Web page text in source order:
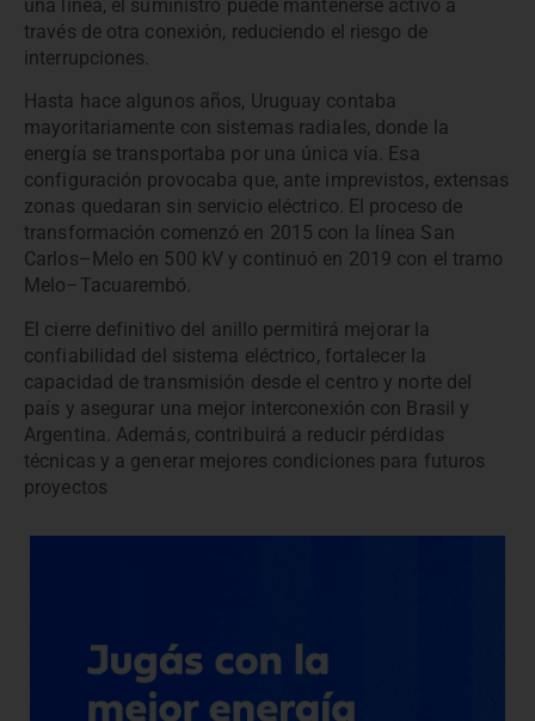
una línea, el suministro puede mantenerse activo a
través de otra conexión, reduciendo el riesgo de
interrupciones.
Hasta hace algunos años, Uruguay contaba
mayoritariamente con sistemas radiales, donde la
energía se transportaba por una única vía. Esa
configuración provocaba que, ante imprevistos, extensas
zonas quedaran sin servicio eléctrico. El proceso de
transformación comenzó en 2015 con la línea San
Carlos–Melo en 500 kV y continuó en 2019 con el tramo
Melo–Tacuarembó.
El cierre definitivo del anillo permitirá mejorar la
confiabilidad del sistema eléctrico, fortalecer la
capacidad de transmisión desde el centro y norte del
país y asegurar una mejor interconexión con Brasil y
Argentina. Además, contribuirá a reducir pérdidas
técnicas y a generar mejores condiciones para futuros
proyectos